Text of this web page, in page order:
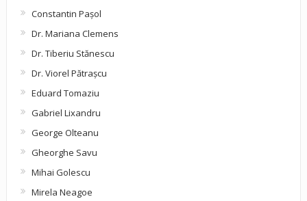
Constantin Pașol
Dr. Mariana Clemens
Dr. Tiberiu Stănescu
Dr. Viorel Pătraşcu
Eduard Tomaziu
Gabriel Lixandru
George Olteanu
Gheorghe Savu
Mihai Golescu
Mirela Neagoe